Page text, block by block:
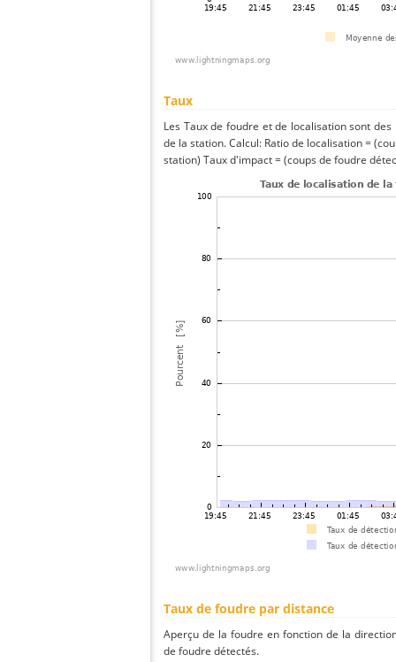
Taux
Les Taux de foudre et de localisation sont
de la station. Calcul: Ratio de localisation =
station) Taux d'impact = (coups de foudre
Taux de foudre par distance
Aperçu de la foudre en fonction de la
de foudre détectés.